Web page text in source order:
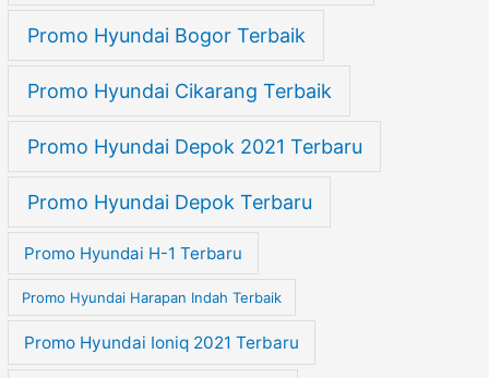
Promo Hyundai Bogor Terbaik
Promo Hyundai Cikarang Terbaik
Promo Hyundai Depok 2021 Terbaru
Promo Hyundai Depok Terbaru
Promo Hyundai H-1 Terbaru
Promo Hyundai Harapan Indah Terbaik
Promo Hyundai Ioniq 2021 Terbaru